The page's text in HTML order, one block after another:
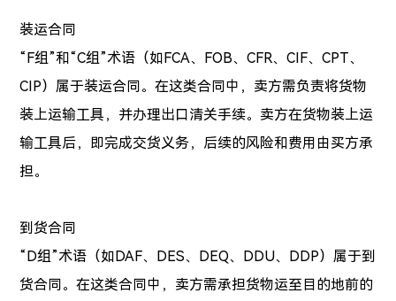
装运合同
“F组”和“C组”术语（如FCA、FOB、CFR、CIF、CPT、
CIP）属于装运合同。在这类合同中，卖方需负责将货物
装上运输工具，并办理出口清关手续。卖方在货物装上运
输工具后，即完成交货义务，后续的风险和费用由买方承
担。
到货合同
“D组”术语（如DAF、DES、DEQ、DDU、DDP）属于到
货合同。在这类合同中，卖方需承担货物运至目的地前的